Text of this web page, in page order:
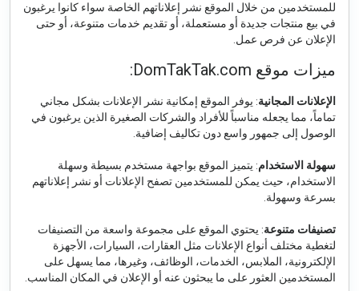
للمستخدمين من خلال الموقع نشر إعلاناتهم الخاصة سواء كانوا يرغبون
في بيع منتجات جديدة أو مستعملة، أو تقديم خدمات متنوعة، أو حتى
الإعلان عن فرص عمل.
ميزات موقع DomTakTak.com:
الإعلانات المجانية: يوفر الموقع إمكانية نشر الإعلانات بشكل مجاني
تماماً، مما يجعله مناسباً للأفراد والشركات الصغيرة الذين يرغبون في
الوصول إلى جمهور واسع دون تكاليف إضافية.
سهولة الاستخدام: يتميز الموقع بواجهة مستخدم بسيطة وسهلة
الاستخدام، حيث يمكن للمستخدمين تصفح الإعلانات أو نشر إعلاناتهم
بسرعة وسهولة.
تصنيفات متنوعة: يحتوي الموقع على مجموعة واسعة من التصنيفات
لتغطية مختلف أنواع الإعلانات مثل العقارات، السيارات، الأجهزة
الإلكترونية، الملابس، الخدمات، الوظائف، وغيرها، مما يسهل على
المستخدمين العثور على ما يبحثون عنه أو الإعلان في المكان المناسب.